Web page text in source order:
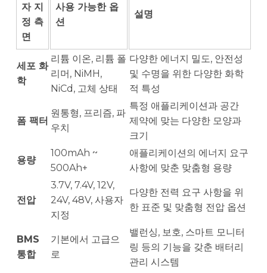
자 지
정 측
면
사용 가능한 옵
션
설명
세포 화
학
리튬 이온, 리튬 폴
리머, NiMH,
NiCd, 고체 상태
다양한 에너지 밀도, 안전성
및 수명을 위한 다양한 화학
적 특성
폼 팩터
원통형, 프리즘, 파
우치
특정 애플리케이션과 공간
제약에 맞는 다양한 모양과
크기
용량
100mAh ~
500Ah+
애플리케이션의 에너지 요구
사항에 맞춘 맞춤형 용량
전압
3.7V, 7.4V, 12V,
24V, 48V, 사용자
지정
다양한 전력 요구 사항을 위
한 표준 및 맞춤형 전압 옵션
BMS
통합
기본에서 고급으
로
밸런싱, 보호, 스마트 모니터
링 등의 기능을 갖춘 배터리
관리 시스템